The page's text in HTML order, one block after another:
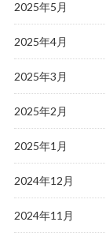
2025年5月
2025年4月
2025年3月
2025年2月
2025年1月
2024年12月
2024年11月